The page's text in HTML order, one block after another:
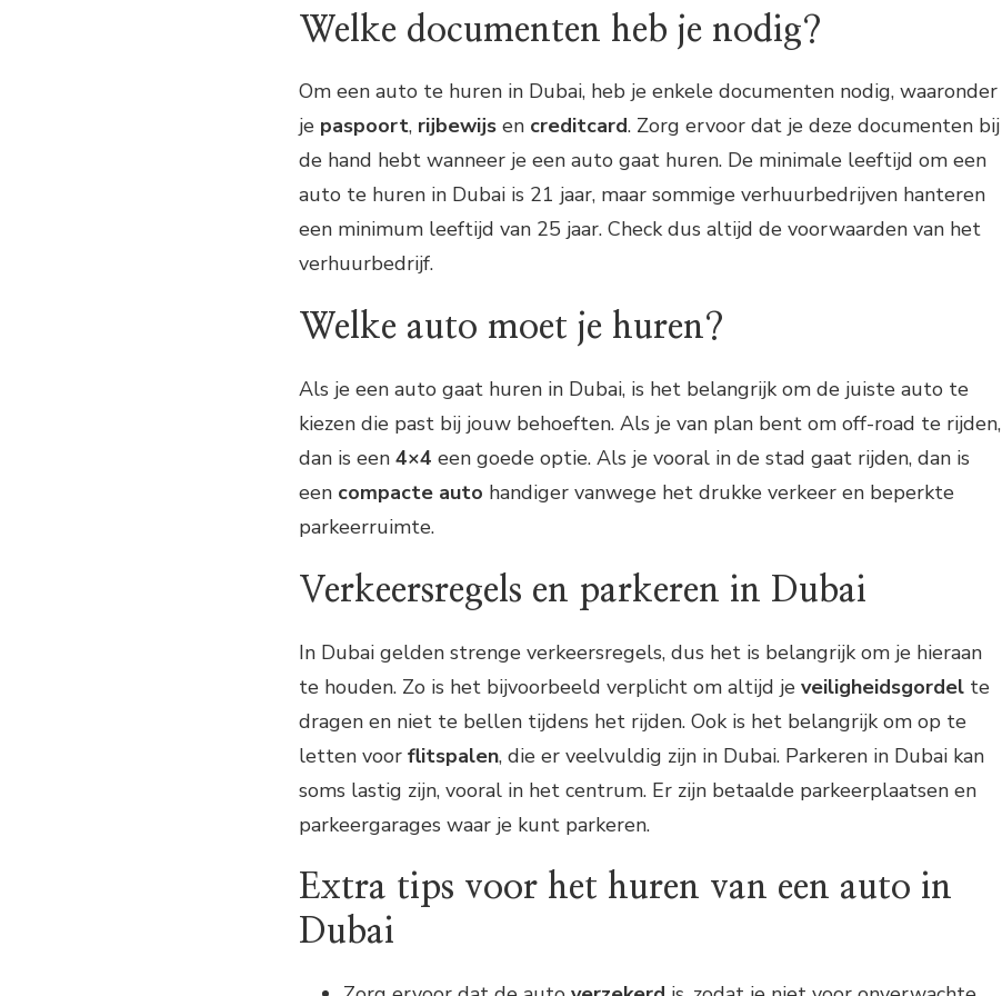
Welke documenten heb je nodig?
Om een auto te huren in Dubai, heb je enkele documenten nodig, waaronder
je paspoort, rijbewijs en creditcard. Zorg ervoor dat je deze documenten bij
de hand hebt wanneer je een auto gaat huren. De minimale leeftijd om een
auto te huren in Dubai is 21 jaar, maar sommige verhuurbedrijven hanteren
een minimum leeftijd van 25 jaar. Check dus altijd de voorwaarden van het
verhuurbedrijf.
Welke auto moet je huren?
Als je een auto gaat huren in Dubai, is het belangrijk om de juiste auto te
kiezen die past bij jouw behoeften. Als je van plan bent om off-road te rijden,
dan is een 4×4 een goede optie. Als je vooral in de stad gaat rijden, dan is
een compacte auto handiger vanwege het drukke verkeer en beperkte
parkeerruimte.
Verkeersregels en parkeren in Dubai
In Dubai gelden strenge verkeersregels, dus het is belangrijk om je hieraan
te houden. Zo is het bijvoorbeeld verplicht om altijd je veiligheidsgordel te
dragen en niet te bellen tijdens het rijden. Ook is het belangrijk om op te
letten voor flitspalen, die er veelvuldig zijn in Dubai. Parkeren in Dubai kan
soms lastig zijn, vooral in het centrum. Er zijn betaalde parkeerplaatsen en
parkeergarages waar je kunt parkeren.
Extra tips voor het huren van een auto in
Dubai